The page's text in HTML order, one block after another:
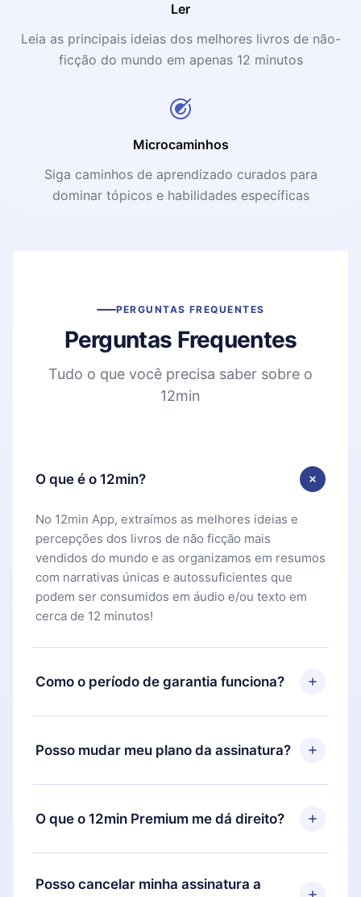
Ler
Leia as principais ideias dos melhores livros de não-
ficção do mundo em apenas 12 minutos
Microcaminhos
Siga caminhos de aprendizado curados para
dominar tópicos e habilidades específicas
PERGUNTAS FREQUENTES
Perguntas Frequentes
Tudo o que você precisa saber sobre o
12min
O que é o 12min?
No 12min App, extraímos as melhores ideias e
percepções dos livros de não ficção mais
vendidos do mundo e as organizamos em resumos
com narrativas únicas e autossuficientes que
podem ser consumidos em áudio e/ou texto em
cerca de 12 minutos!
Como o período de garantia funciona?
Você pode baixar nosso aplicativo e começar a
aproveitar nossa biblioteca. Se por algum motivo
não ficar satisfeito com nossa plataforma, basta
e solicitar o reembolso do valor. Você receberá
Posso mudar meu plano da assinatura?
Sim, mas a mudança só se aplicará a partir do
próximo período de cobrança. Por exemplo, se
você decidiu mudar sua assinatura mensal para
após o aniversário de cobrança daquele mês.
O que o 12min Premium me dá direito?
O 12min Premium é um plano que te garante
acesso a toda nossa biblioteca de 2500+ títulos
Posso cancelar minha assinatura a